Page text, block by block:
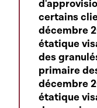
certains
décembre
étatique
des
primaire
décembre
étatique